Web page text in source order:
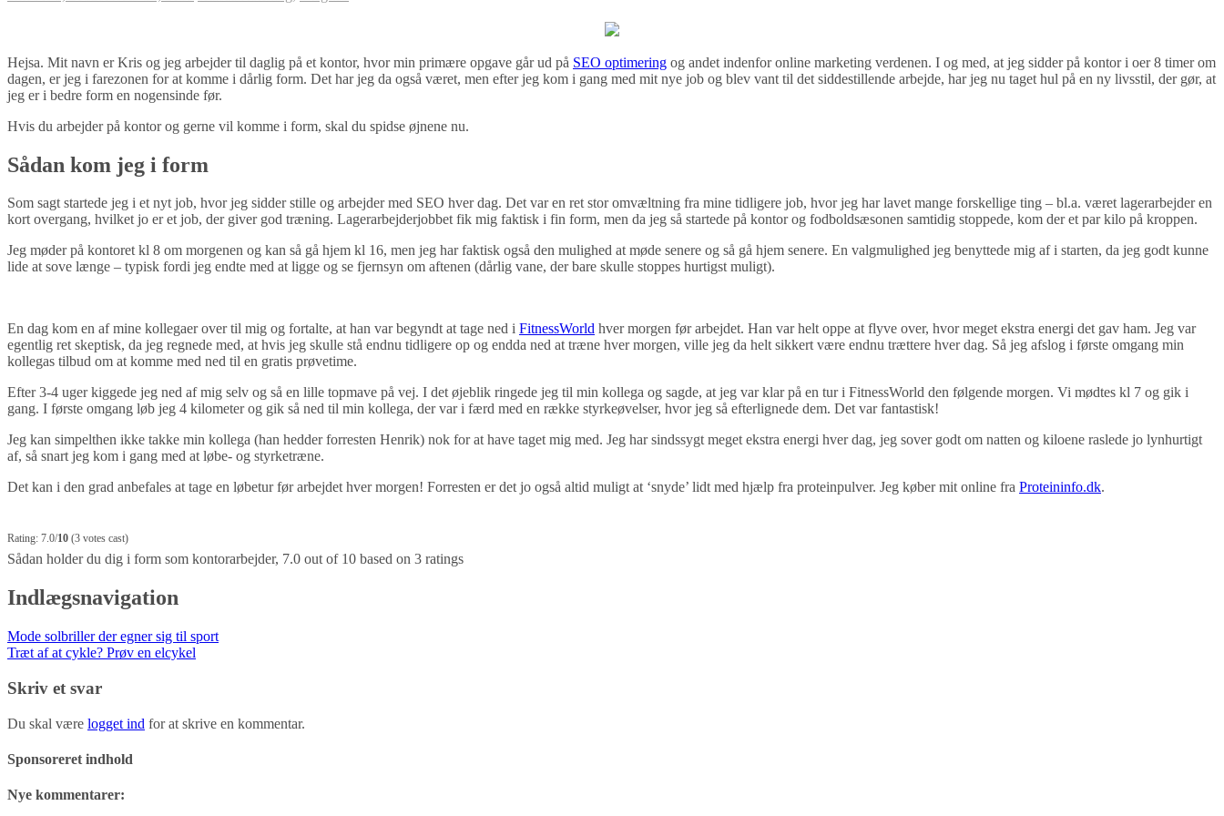
Hejsa. Mit navn er Kris og jeg arbejder til daglig på et kontor, hvor min primære opgave går ud på SEO optimering og andet indenfor online marketing verdenen. I og med, at jeg sidder på kontor i oer 8 timer om
dagen, er jeg i farezonen for at komme i dårlig form. Det har jeg da også været, men efter jeg kom i gang med mit nye job og blev vant til det siddestillende arbejde, har jeg nu taget hul på en ny livsstil, der gør, at
jeg er i bedre form en nogensinde før.
Hvis du arbejder på kontor og gerne vil komme i form, skal du spidse øjnene nu.
Sådan kom jeg i form
Som sagt startede jeg i et nyt job, hvor jeg sidder stille og arbejder med SEO hver dag. Det var en ret stor omvæltning fra mine tidligere job, hvor jeg har lavet mange forskellige ting – bl.a. været lagerarbejder en
kort overgang, hvilket jo er et job, der giver god træning. Lagerarbejderjobbet fik mig faktisk i fin form, men da jeg så startede på kontor og fodboldsæsonen samtidig stoppede, kom der et par kilo på kroppen.
Jeg møder på kontoret kl 8 om morgenen og kan så gå hjem kl 16, men jeg har faktisk også den mulighed at møde senere og så gå hjem senere. En valgmulighed jeg benyttede mig af i starten, da jeg godt kunne
lide at sove længe – typisk fordi jeg endte med at ligge og se fjernsyn om aftenen (dårlig vane, der bare skulle stoppes hurtigst muligt).
En dag kom en af mine kollegaer over til mig og fortalte, at han var begyndt at tage ned i FitnessWorld hver morgen før arbejdet. Han var helt oppe at flyve over, hvor meget ekstra energi det gav ham. Jeg var
egentlig ret skeptisk, da jeg regnede med, at hvis jeg skulle stå endnu tidligere op og endda ned at træne hver morgen, ville jeg da helt sikkert være endnu trættere hver dag. Så jeg afslog i første omgang min
kollegas tilbud om at komme med ned til en gratis prøvetime.
Efter 3-4 uger kiggede jeg ned af mig selv og så en lille topmave på vej. I det øjeblik ringede jeg til min kollega og sagde, at jeg var klar på en tur i FitnessWorld den følgende morgen. Vi mødtes kl 7 og gik i
gang. I første omgang løb jeg 4 kilometer og gik så ned til min kollega, der var i færd med en række styrkeøvelser, hvor jeg så efterlignede dem. Det var fantastisk!
Jeg kan simpelthen ikke takke min kollega (han hedder forresten Henrik) nok for at have taget mig med. Jeg har sindssygt meget ekstra energi hver dag, jeg sover godt om natten og kiloene raslede jo lynhurtigt
af, så snart jeg kom i gang med at løbe- og styrketræne.
Det kan i den grad anbefales at tage en løbetur før arbejdet hver morgen! Forresten er det jo også altid muligt at ‘snyde’ lidt med hjælp fra proteinpulver. Jeg køber mit online fra Proteininfo.dk.
Rating: 7.0/10 (3 votes cast)
Sådan holder du dig i form som kontorarbejder, 7.0 out of 10 based on 3 ratings
Indlægsnavigation
Mode solbriller der egner sig til sport
Træt af at cykle? Prøv en elcykel
Skriv et svar
Du skal være logget ind for at skrive en kommentar.
Sponsoreret indhold
Nye kommentarer: